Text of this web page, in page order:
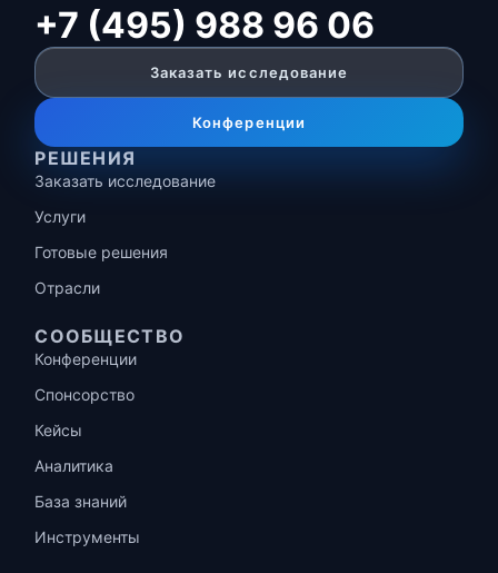
+7 (495) 988 96 06
Заказать исследование
Конференции
РЕШЕНИЯ
Заказать исследование
Услуги
Готовые решения
Отрасли
СООБЩЕСТВО
Конференции
Спонсорство
Кейсы
Аналитика
База знаний
Инструменты